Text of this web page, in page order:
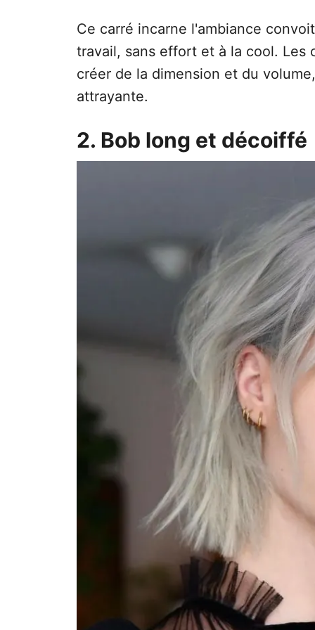
Ce carré incarne l'ambiance
travail, sans effort et à la cool.
créer de la dimension et du
attrayante.
2. Bob long et décoiffé